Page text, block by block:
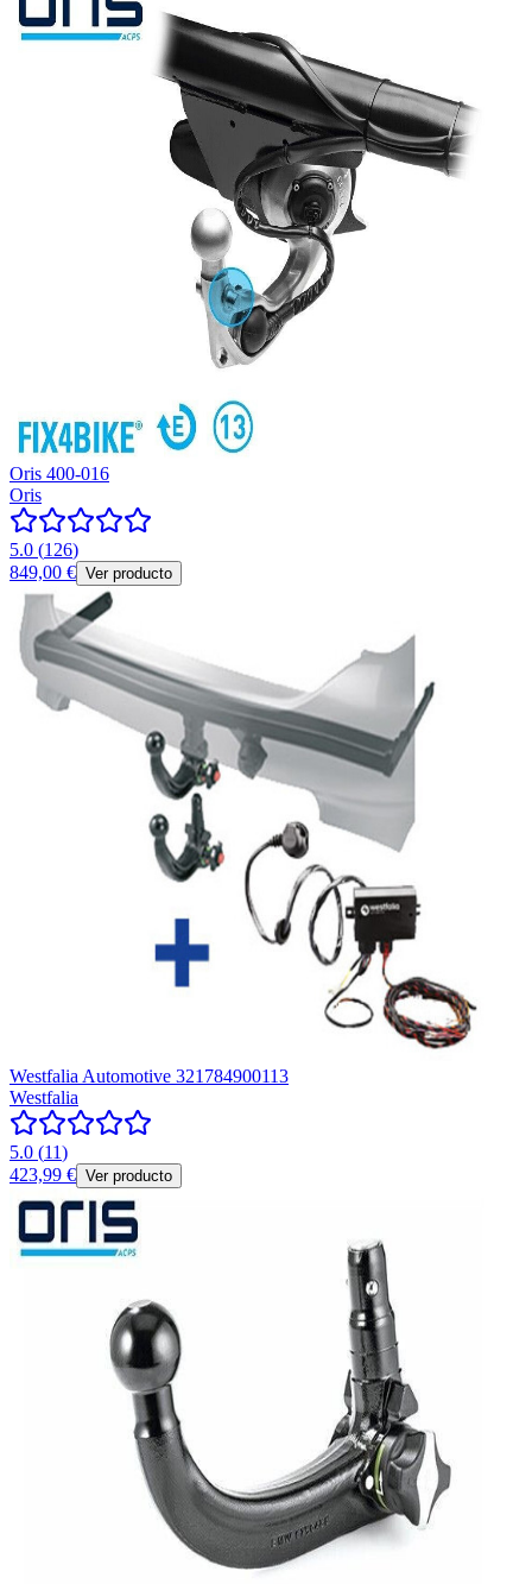
Oris 400-016
Oris
5.0 (126)
849,00 € Ver producto
Westfalia Automotive 321784900113
Westfalia
5.0 (11)
423,99 € Ver producto